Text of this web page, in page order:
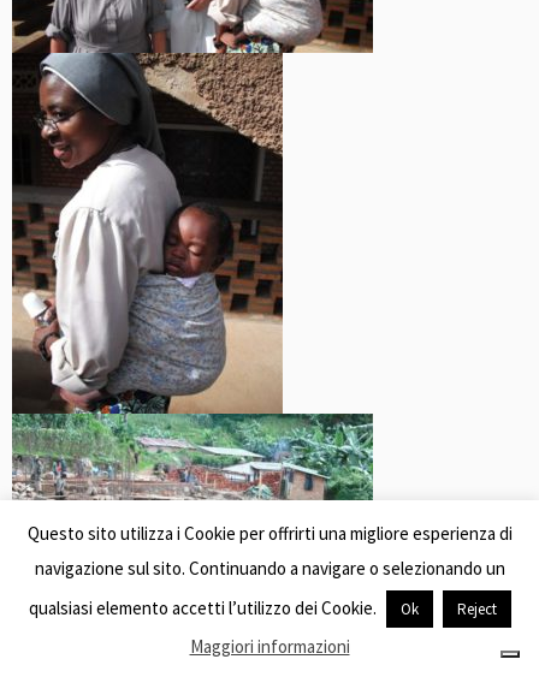
Questo sito utilizza i Cookie per offrirti una migliore esperienza di
navigazione sul sito. Continuando a navigare o selezionando un
qualsiasi elemento accetti l’utilizzo dei Cookie.
Ok Reject
Maggiori informazioni